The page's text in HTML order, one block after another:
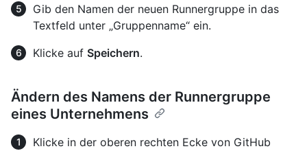
Gib den Namen der neuen Runnergruppe in das
Textfeld unter „Gruppenname“ ein.
Klicke auf Speichern.
Ändern des Namens der Runnergruppe
eines Unternehmens
Klicke in der oberen rechten Ecke von GitHub